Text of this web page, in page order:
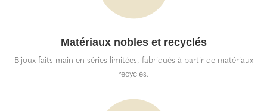
Matériaux nobles et recyclés
Bijoux faits main en séries limitées, fabriqués à partir de matériaux
recyclés.